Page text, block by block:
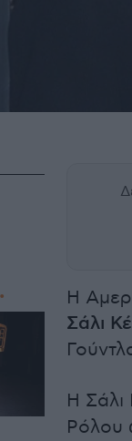
Η
Σάλι
Η Σάλι
Ρόλου